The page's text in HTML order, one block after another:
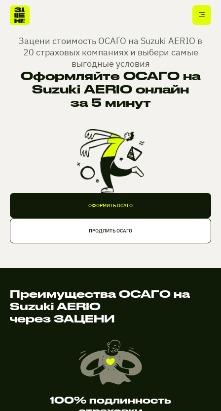
Зацени стоимость ОСАГО на Suzuki AERIO в
20 страховых компаниях и выбери самые
выгодные условия
Оформляйте ОСАГО на
Suzuki AERIO онлайн
за 5 минут
ОФОРМИТЬ ОСАГО
ПРОДЛИТЬ ОСАГО
Преимущества ОСАГО на
Suzuki AERIO
через ЗАЦЕНИ
100% подлинность